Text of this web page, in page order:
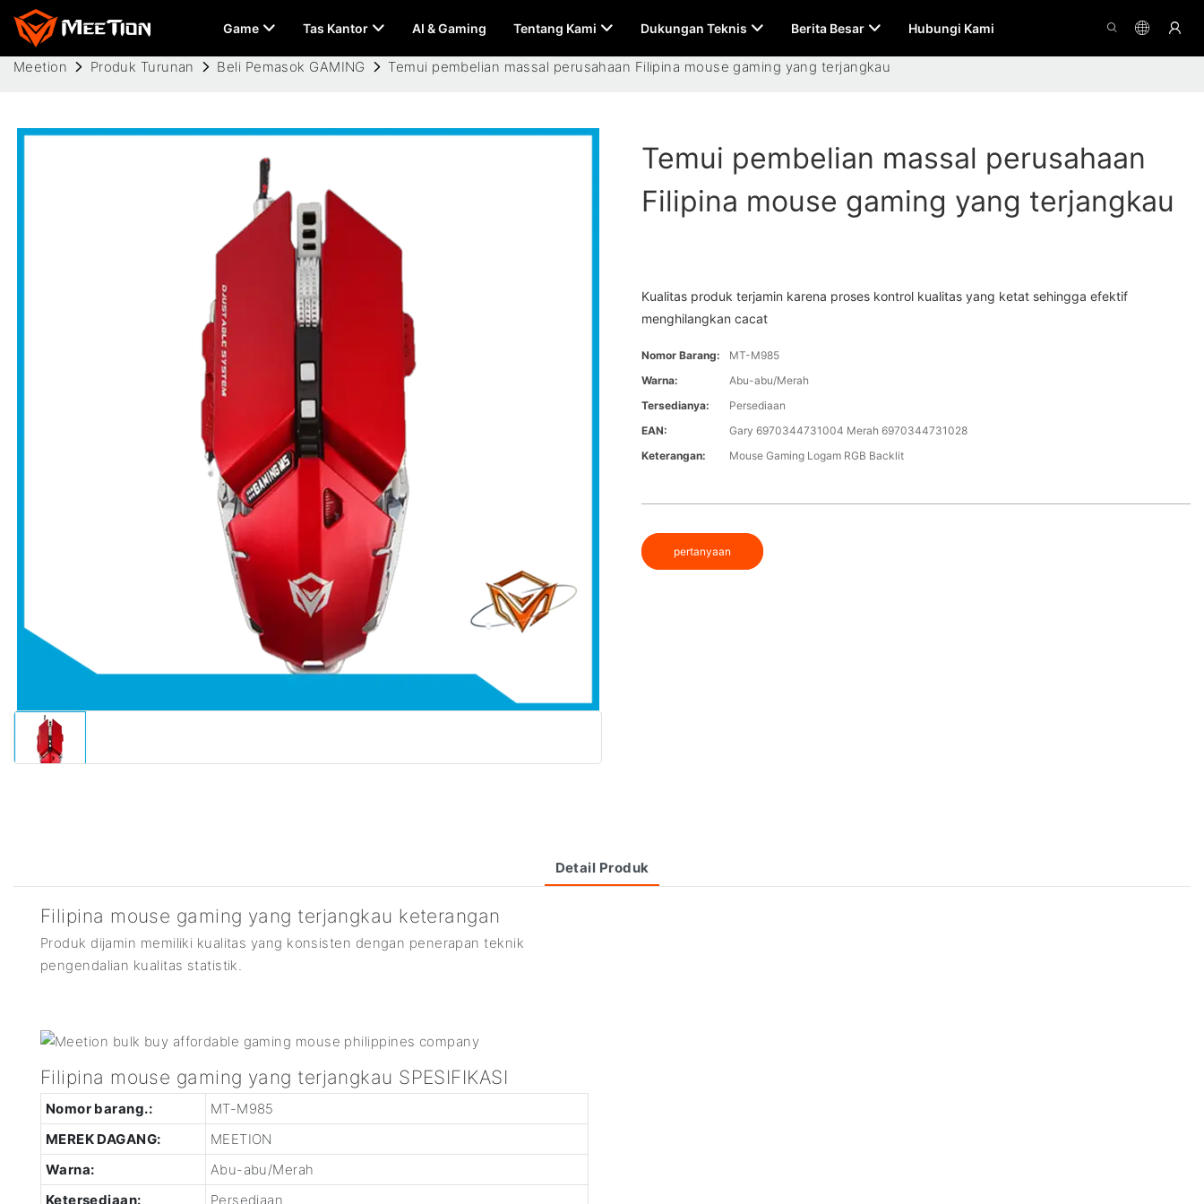
Game Tas Kantor AI & Gaming Tentang Kami Dukungan Teknis Berita Besar Hubungi Kami
Meetion Produk Turunan Beli Pemasok GAMING Temui pembelian massal perusahaan Filipina mouse gaming yang terjangkau
Temui pembelian massal perusahaan
Filipina mouse gaming yang terjangkau
Kualitas produk terjamin karena proses kontrol kualitas yang ketat sehingga efektif
menghilangkan cacat
Nomor Barang:
MT-M985
Warna:
Abu-abu/Merah
Tersedianya:
Persediaan
EAN:
Gary 6970344731004 Merah 6970344731028
Keterangan:
Mouse Gaming Logam RGB Backlit
pertanyaan
Detail Produk
Filipina mouse gaming yang terjangkau keterangan
Produk dijamin memiliki kualitas yang konsisten dengan penerapan teknik
pengendalian kualitas statistik.
Filipina mouse gaming yang terjangkau SPESIFIKASI
Nomor barang.:
MT-M985
MEREK DAGANG:
MEETION
Warna:
Abu-abu/Merah
Ketersediaan:
Persediaan